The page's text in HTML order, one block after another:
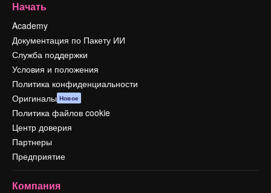
Начать
Academy
Документация по Пакету ИИ
Служба поддержки
Условия и положения
Политика конфиденциальности
Оригиналы Новое
Политика файлов cookie
Центр доверия
Партнеры
Предприятие
Компания